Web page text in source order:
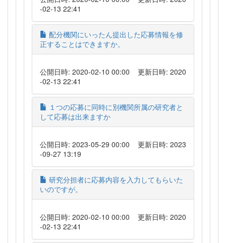
-02-13 22:41
配分機関にいったん提出した応募情報を修
正することはできますか。
公開日時: 2020-02-10 00:00
更新日時: 2020
-02-13 22:41
１つの応募に同時に別機関所属の研究者と
して応募は出来ますか
公開日時: 2023-05-29 00:00
更新日時: 2023
-09-27 13:19
研究分担者に応募内容を入力してもらいた
いのですが。
公開日時: 2020-02-10 00:00
更新日時: 2020
-02-13 22:41